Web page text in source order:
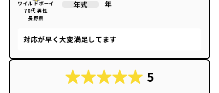
ワイルドボーイ
70代 男性
長野県
年式
年
対応が早く大変満足してます
5